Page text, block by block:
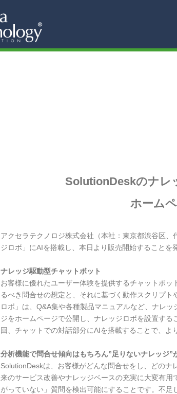
SolutionDeskのナレ
ホーム
アクセラテクノロジ株式会社（本社：東京都渋谷区
ジロボ」にAIを搭載し、本日より販売開始することを
ナレッジ駆動型チャットボット
お客様に優れたユーザー体験を提供するチャットボ
るべき問合せの想定と、それに基づく動作スクリプ
ロボ」は、Q&A集や各種製品マニュアルなど、ナレ
ジをホームページで公開し、ナレッジロボを設置す
回、チャットでの対話部分にAIを搭載することで、よ
分析機能で問合せ傾向はもちろん”足りないナレッジ”
SolutionDeskは、お客様がどんな問合せをし、どの
来のサービス改善やナレッジベースの充実に大変有
がっていない」質問を検出可能にすることです。不